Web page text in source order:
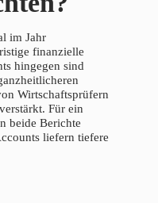
im Jahr
finanzielle
hingegen sind
Wirtschaftsprüfern
Für ein
beide Berichte
liefern tiefere